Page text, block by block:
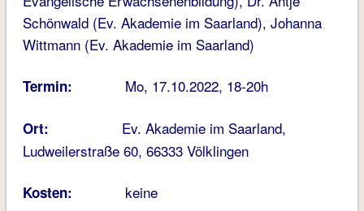
Schönwald (Ev. Akademie im Saarland), Johanna
Wittmann (Ev. Akademie im Saarland)
Termin: Mo, 17.10.2022, 18-20h
Ort: Ev. Akademie im Saarland,
Ludweilerstraße 60, 66333 Völklingen
Kosten: keine